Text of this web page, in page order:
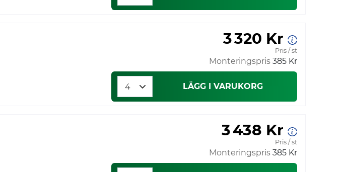
3 320 Kr
Pris / st
Monteringspris 385 Kr
LÄGG I VARUKORG
3 438 Kr
Pris / st
Monteringspris 385 Kr